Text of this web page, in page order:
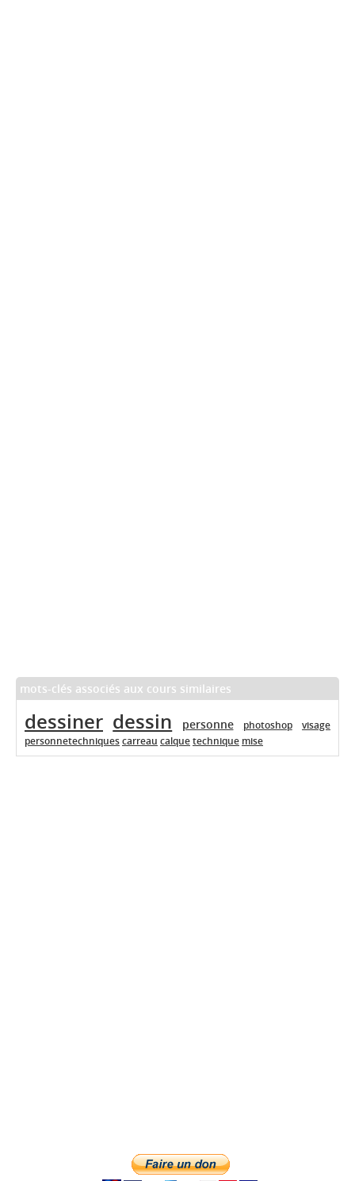
mots-clés associés aux cours similaires
dessiner dessin personne photoshop
visage
personnetechniquescarreau calquetechnique mise